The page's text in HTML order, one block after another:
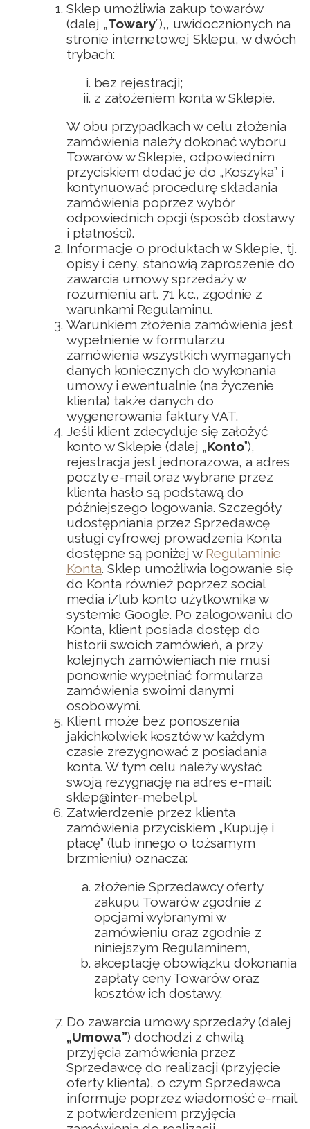
Sklep umożliwia zakup towarów
(dalej „Towary”),, uwidocznionych na
stronie internetowej Sklepu, w dwóch
trybach:
bez rejestracji;
z założeniem konta w Sklepie.
W obu przypadkach w celu złożenia
zamówienia należy dokonać wyboru
Towarów w Sklepie, odpowiednim
przyciskiem dodać je do „Koszyka” i
kontynuować procedurę składania
zamówienia poprzez wybór
odpowiednich opcji (sposób dostawy
i płatności).
Informacje o produktach w Sklepie, tj.
opisy i ceny, stanowią zaproszenie do
zawarcia umowy sprzedaży w
rozumieniu art. 71 k.c., zgodnie z
warunkami Regulaminu.
Warunkiem złożenia zamówienia jest
wypełnienie w formularzu
zamówienia wszystkich wymaganych
danych koniecznych do wykonania
umowy i ewentualnie (na życzenie
klienta) także danych do
wygenerowania faktury VAT.
Jeśli klient zdecyduje się założyć
konto w Sklepie (dalej „Konto”),
rejestracja jest jednorazowa, a adres
poczty e-mail oraz wybrane przez
klienta hasło są podstawą do
późniejszego logowania. Szczegóły
udostępniania przez Sprzedawcę
usługi cyfrowej prowadzenia Konta
dostępne są poniżej w Regulaminie
Konta. Sklep umożliwia logowanie się
do Konta również poprzez social
media i/lub konto użytkownika w
systemie Google. Po zalogowaniu do
Konta, klient posiada dostęp do
historii swoich zamówień, a przy
kolejnych zamówieniach nie musi
ponownie wypełniać formularza
zamówienia swoimi danymi
osobowymi.
Klient może bez ponoszenia
jakichkolwiek kosztów w każdym
czasie zrezygnować z posiadania
konta. W tym celu należy wysłać
swoją rezygnację na adres e-mail:
sklep@inter-mebel.pl.
Zatwierdzenie przez klienta
zamówienia przyciskiem „Kupuję i
płacę” (lub innego o tożsamym
brzmieniu) oznacza:
złożenie Sprzedawcy oferty
zakupu Towarów zgodnie z
opcjami wybranymi w
zamówieniu oraz zgodnie z
niniejszym Regulaminem,
akceptację obowiązku dokonania
zapłaty ceny Towarów oraz
kosztów ich dostawy.
Do zawarcia umowy sprzedaży (dalej
„Umowa”) dochodzi z chwilą
przyjęcia zamówienia przez
Sprzedawcę do realizacji (przyjęcie
oferty klienta), o czym Sprzedawca
informuje poprzez wiadomość e-mail
z potwierdzeniem przyjęcia